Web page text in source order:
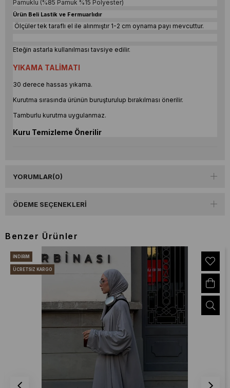
Pamuklu (%85 Pamuk %15 Polyester)
Ürün Beli Lastik ve Fermuarlıdır
Ölçüler tek taraflı el ile alınmıştır 1-2 cm oynama payı mevcuttur.
Eteğin astarla kullanılması tavsiye edilir.
YIKAMA TALİMATI
30 derece hassas yıkama.
Kurutma sırasında ürünün buruşturulup bırakılması önerilir.
Tamburlu kurutma uygulanmaz.
Kuru Temizleme Önerilir
YORUMLAR(0)
ÖDEME SEÇENEKLERI
Benzer Ürünler
İNDIRIM
ÜCRETSIZ KARGO